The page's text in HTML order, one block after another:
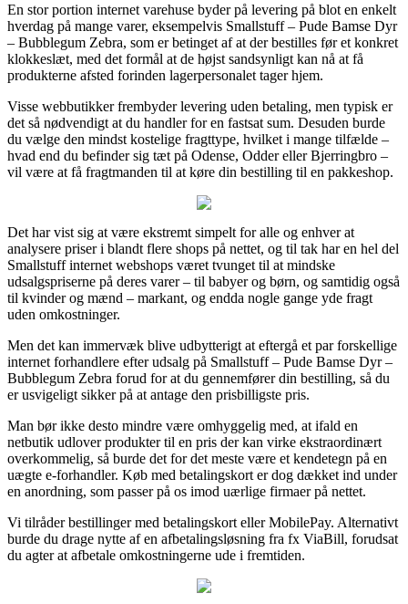
En stor portion internet varehuse byder på levering på blot en enkelt
hverdag på mange varer, eksempelvis Smallstuff – Pude Bamse Dyr
– Bubblegum Zebra, som er betinget af at der bestilles før et konkret
klokkeslæt, med det formål at de højst sandsynligt kan nå at få
produkterne afsted forinden lagerpersonalet tager hjem.
Visse webbutikker frembyder levering uden betaling, men typisk er
det så nødvendigt at du handler for en fastsat sum. Desuden burde
du vælge den mindst kostelige fragttype, hvilket i mange tilfælde –
hvad end du befinder sig tæt på Odense, Odder eller Bjerringbro –
vil være at få fragtmanden til at køre din bestilling til en pakkeshop.
Det har vist sig at være ekstremt simpelt for alle og enhver at
analysere priser i blandt flere shops på nettet, og til tak har en hel del
Smallstuff internet webshops været tvunget til at mindske
udsalgspriserne på deres varer – til babyer og børn, og samtidig også
til kvinder og mænd – markant, og endda nogle gange yde fragt
uden omkostninger.
Men det kan immervæk blive udbytterigt at eftergå et par forskellige
internet forhandlere efter udsalg på Smallstuff – Pude Bamse Dyr –
Bubblegum Zebra forud for at du gennemfører din bestilling, så du
er usvigeligt sikker på at antage den prisbilligste pris.
Man bør ikke desto mindre være omhyggelig med, at ifald en
netbutik udlover produkter til en pris der kan virke ekstraordinært
overkommelig, så burde det for det meste være et kendetegn på en
uægte e-forhandler. Køb med betalingskort er dog dækket ind under
en anordning, som passer på os imod uærlige firmaer på nettet.
Vi tilråder bestillinger med betalingskort eller MobilePay. Alternativt
burde du drage nytte af en afbetalingsløsning fra fx ViaBill, forudsat
du agter at afbetale omkostningerne ude i fremtiden.